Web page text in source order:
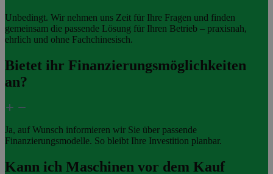
Unbedingt. Wir nehmen uns Zeit für Ihre Fragen und finden
gemeinsam die passende Lösung für Ihren Betrieb – praxisnah,
ehrlich und ohne Fachchinesisch.
Bietet ihr Finanzierungsmöglichkeiten
an?
Ja, auf Wunsch informieren wir Sie über passende
Finanzierungsmodelle. So bleibt Ihre Investition planbar.
Kann ich Maschinen vor dem Kauf